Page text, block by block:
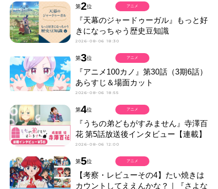
第2位
『天幕のジャードゥーガル』もっと好
きになっちゃう歴史豆知識
2026-08-06 18:30
アニメ
第3位
『アニメ100カノ』第30話（3期6話）
あらすじ＆場面カット
2026-08-06 18:55
アニメ
第4位
『うちの弟どもがすみません』寺澤百
花 第5話放送後インタビュー【連載】
2026-08-06 12:00
アニメ
第5位
【考察・レビューその4】たい焼きは
カウントしてええんかな？｜『さよな
アニメ